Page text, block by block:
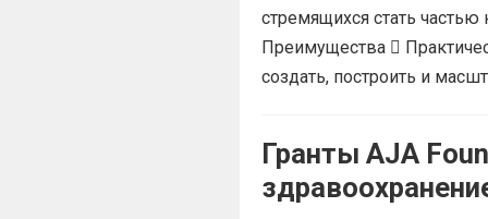
стремящихся стать
Преимущества 
создать, построить и
Гранты AJA